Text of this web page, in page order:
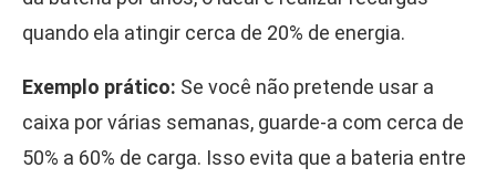
quando ela atingir cerca de 20% de energia.
Exemplo prático: Se você não pretende usar a
caixa por várias semanas, guarde-a com cerca de
50% a 60% de carga. Isso evita que a bateria entre